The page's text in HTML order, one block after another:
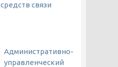
средств связи
Административно-
управленческий